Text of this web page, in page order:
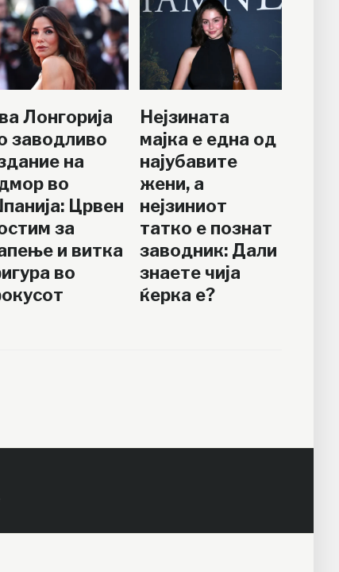
Лонгорија
заводливо
на
во
Црвен
за
и витка
во
Нејзината
мајка е една од
најубавите
жени, а
нејзиниот
татко е познат
заводник: Дали
знаете чија
ќерка е?